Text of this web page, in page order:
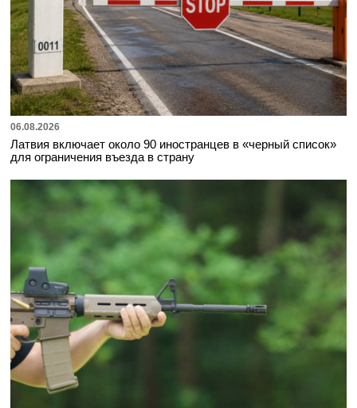
06.08.2026
Латвия включает около 90 иностранцев в «черный список»
для ограничения въезда в страну